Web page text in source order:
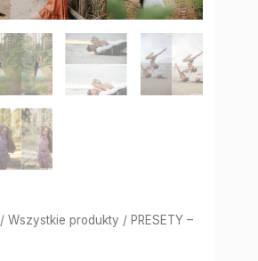
/Wszystkie produkty / PRESETY –